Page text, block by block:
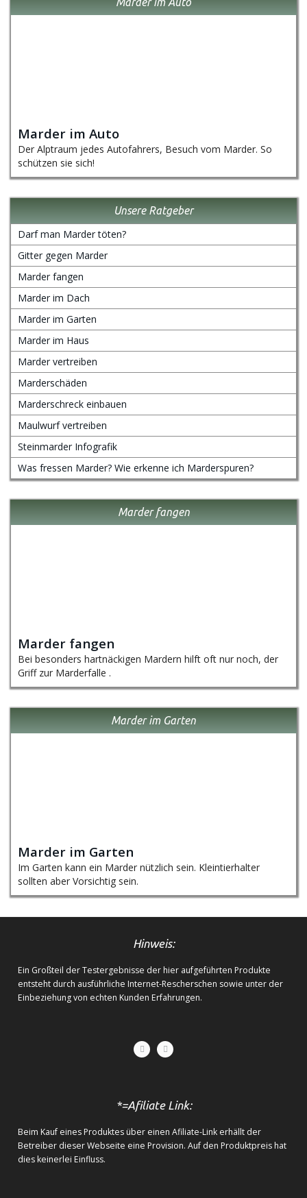
Marder im Auto
Der Alptraum jedes Autofahrers, Besuch vom Marder. So
schützen sie sich!
Unsere Ratgeber
Darf man Marder töten?
Gitter gegen Marder
Marder fangen
Marder im Dach
Marder im Garten
Marder im Haus
Marder vertreiben
Marderschäden
Marderschreck einbauen
Maulwurf vertreiben
Steinmarder Infografik
Was fressen Marder? Wie erkenne ich Marderspuren?
Marder fangen
Marder fangen
Bei besonders hartnäckigen Mardern hilft oft nur noch, der
Griff zur Marderfalle .
Marder im Garten
Marder im Garten
Im Garten kann ein Marder nützlich sein. Kleintierhalter
sollten aber Vorsichtig sein.
Hinweis:
Ein Großteil der Testergebnisse der hier aufgeführten Produkte
entsteht durch ausführliche Internet-Rescherschen sowie unter der
Einbeziehung von echten Kunden Erfahrungen.
*=Afiliate Link:
Beim Kauf eines Produktes über einen Afiliate-Link erhällt der
Betreiber dieser Webseite eine Provision. Auf den Produktpreis hat
dies keinerlei Einfluss.